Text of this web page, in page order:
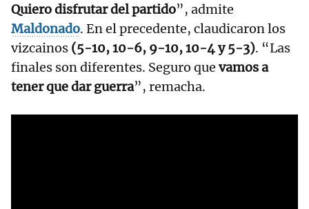
Quiero disfrutar del partido”, admite
Maldonado. En el precedente, claudicaron los
vizcainos (5-10, 10-6, 9-10, 10-4 y 5-3). “Las
finales son diferentes. Seguro que vamos a
tener que dar guerra”, remacha.